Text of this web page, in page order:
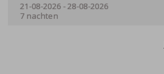
21-08-2026 -28-08-2026
7 nachten